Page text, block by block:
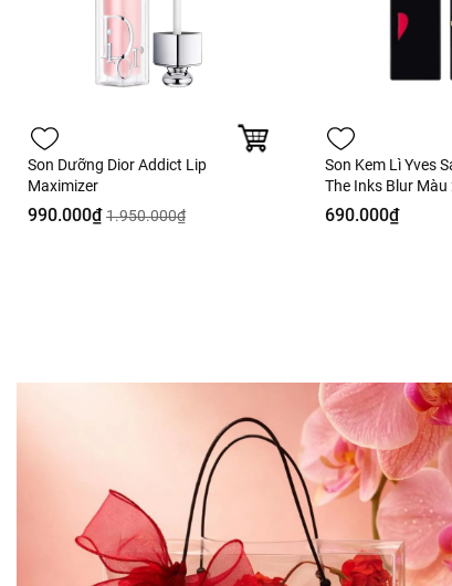
Son Dưỡng Dior Addict Lip
Maximizer
990.000₫ 1.950.000₫
Son Kem Lì Yves
The Inks Blur
Thrill Hồng Dâu -
Hàng Duty
690.000₫